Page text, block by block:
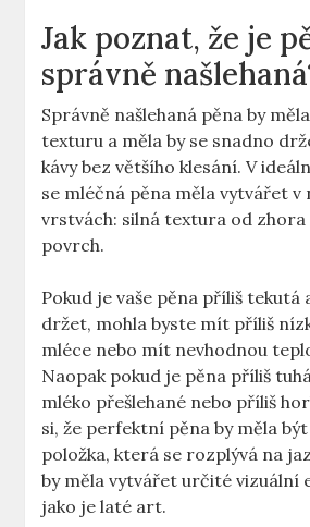
Jak⁣ poznat, že je
správně
Správně našlehaná pěna by
texturu a měla by se snadno
kávy bez většího klesání. V
se​ mléčná pěna měla vytvářet v
vrstvách: silná ⁣textura od zhora
povrch.
Pokud ‍je vaše pěna​ příliš tekutá
držet, mohla ‌byste mít příliš
⁣mléce ⁢nebo mít nevhodnou
Naopak pokud je pěna příliš
mléko⁣ přešlehané nebo⁤ příliš​
si, že perfektní pěna by měla
položka, která se rozplývá na
by⁢ měla vytvářet určité vizuální
jako ⁤je laté art.